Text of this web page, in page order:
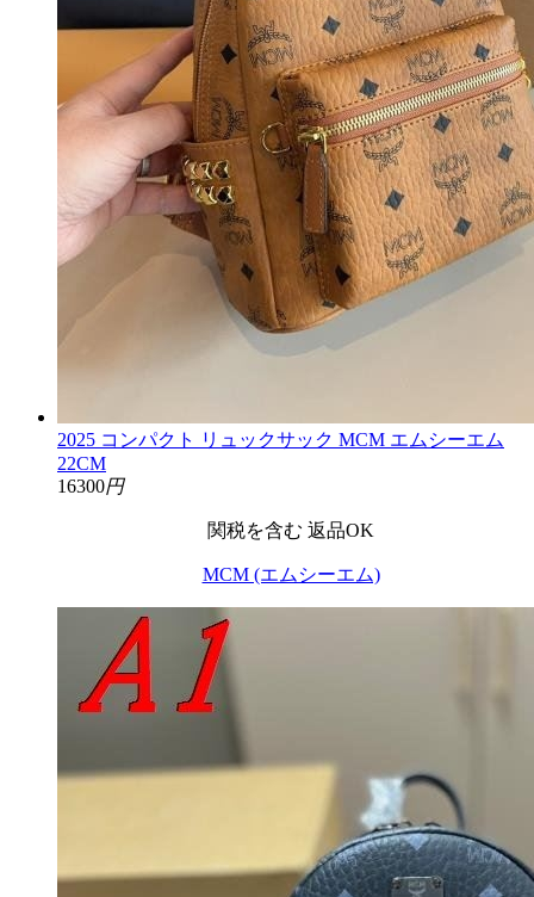
2025 コンパクト リュックサック MCM エムシーエム
22CM
16300円
関税を含む 返品OK
MCM (エムシーエム)